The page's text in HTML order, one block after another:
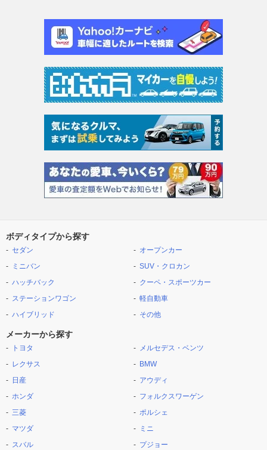
ボディタイプから探す
セダン
ミニバン
ハッチバック
ステーションワゴン
ハイブリッド
オープンカー
SUV・クロカン
クーペ・スポーツカー
軽自動車
その他
メーカーから探す
トヨタ
レクサス
日産
ホンダ
三菱
マツダ
スバル
メルセデス・ベンツ
BMW
アウディ
フォルクスワーゲン
ポルシェ
ミニ
プジョー